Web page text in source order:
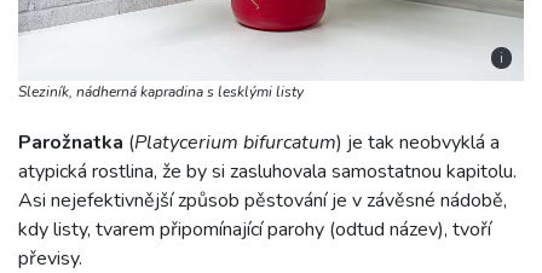
i
Sleziník, nádherná kapradina s lesklými listy
Parožnatka (Platycerium bifurcatum) je tak neobvyklá a
atypická rostlina, že by si zasluhovala samostatnou kapitolu.
Asi nejefektivnější způsob pěstování je v závěsné nádobě,
kdy listy, tvarem připomínající parohy (odtud název), tvoří
převisy.